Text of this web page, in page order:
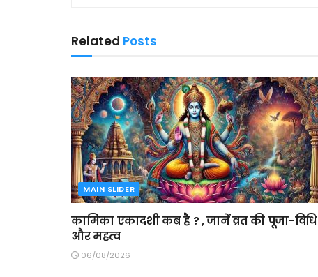
Related Posts
MAIN SLIDER
कामिका एकादशी कब है ? , जानें व्रत की पूजा-विधि
और महत्व
06/08/2026